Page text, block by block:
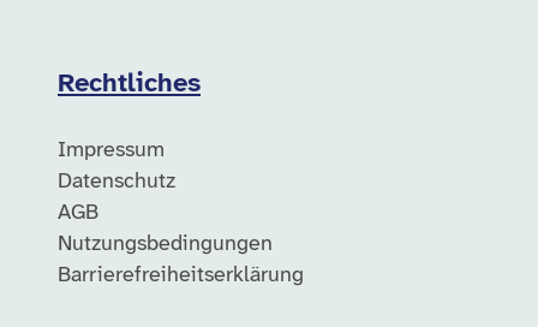
Rechtliches
Impressum
Datenschutz
AGB
Nutzungsbedingungen
Barrierefreiheitserklärung